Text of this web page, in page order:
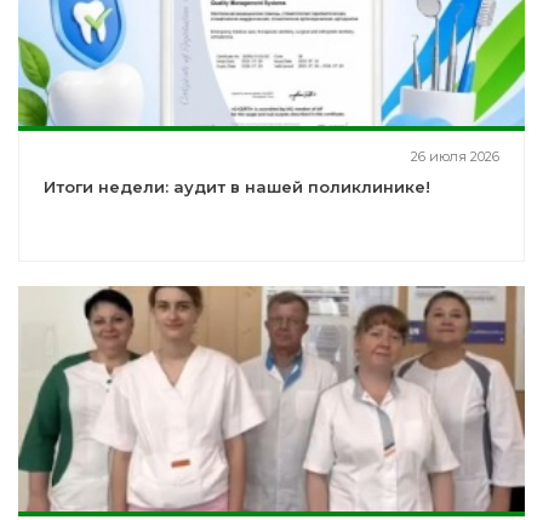
26 июля 2026
Итоги недели: аудит в нашей поликлинике!